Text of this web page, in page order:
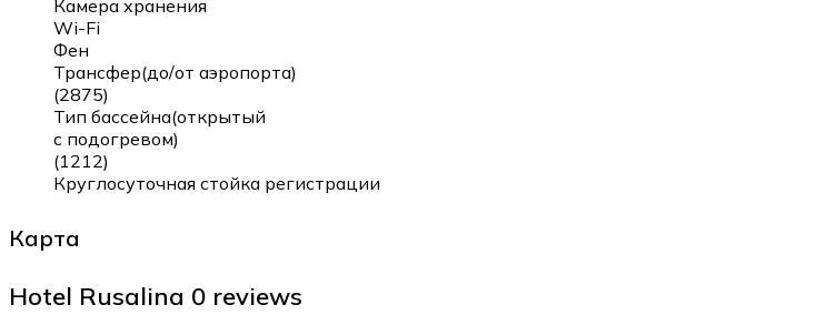
Камера хранения
Wi-Fi
Фен
Трансфер(до/от аэропорта)
(2875)
Тип бассейна(открытый
с подогревом)
(1212)
Круглосуточная стойка регистрации
Карта
Hotel Rusalina 0 reviews